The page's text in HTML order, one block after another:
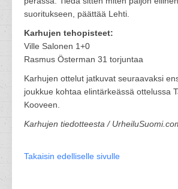
suoritukseen, päättää Lehti.
Karhujen tehopisteet:
Ville Salonen 1+0
Rasmus Österman 31 torjuntaa
Karhujen ottelut jatkuvat seuraavaksi
joukkue kohtaa elintärkeässä ottelussa
Kooveen.
Karhujen tiedotteesta /
Takaisin edelliselle sivulle